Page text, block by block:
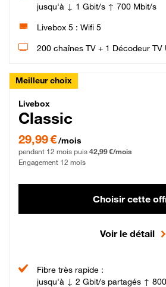
jusqu'à ↓ 1 Gbit/s ↑ 700 Mbit/s
Livebox 5 : Wifi 5
200 chaînes TV + 1 Décodeur TV
Meilleur choix
Livebox Classic Fibre
Livebox
Classic
29,99 € par mois pendant 12 mois puis
29,99 €/mois
pendant 12 mois puis 42,99 €/mois
Engagement 12 mois
Choisir cette
Voir le détail
Fibre très rapide :
jusqu'à ↓ 2 Gbit/s partagés ↑